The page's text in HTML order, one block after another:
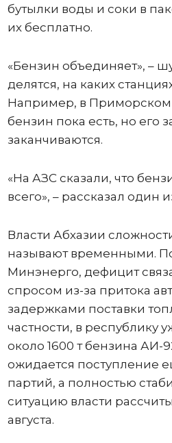
бутылки воды и соки в
их бесплатно.
«Бензин объединяет», –
делятся, на каких
Например, в Приморском
бензин пока есть, но его
заканчиваются.
«На АЗС сказали, что
всего», – рассказал один
Власти Абхазии
называют временными.
Минэнерго, дефицит
спросом из-за притока
задержками поставки
частности, в республику
около 1600 т бензина
ожидается поступление
партий, а полностью
ситуацию власти
августа.